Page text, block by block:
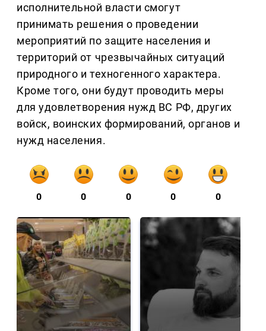
исполнительной власти смогут
принимать решения о проведении
мероприятий по защите населения и
территорий от чрезвычайных ситуаций
природного и техногенного характера.
Кроме того, они будут проводить меры
для удовлетворения нужд ВС РФ, других
войск, воинских формирований, органов и
нужд населения.
0 0 0 0 0